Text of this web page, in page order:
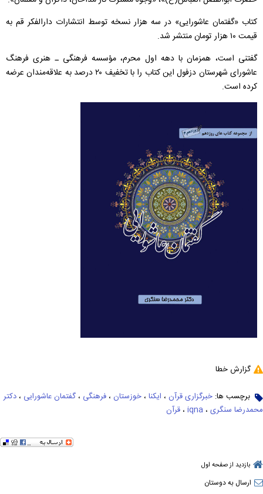
کتاب «گفتمان‌ عاشورایی» در سه هزار نسخه توسط انتشارات دارالفکر قم به
قیمت ۱۰ هزار تومان منتشر شد.
گفتنی است، همزمان با دهه اول محرم، مؤسسه فرهنگی ـ هنری فرهنگ
عاشورای شهرستان دزفول این کتاب را با تخفیف ۲۰ درصد به علاقه‌مندان عرضه
کرده است.
گزارش خطا
برچسب ها: خبرگزاری قرآن ، ایکنا ، خوزستان ، فرهنگی ، گفتمان عاشورایی ، دکتر
محمدرضا سنگری ، iqna ، قرآن
بازدید از صفحه اول
ارسال به دوستان